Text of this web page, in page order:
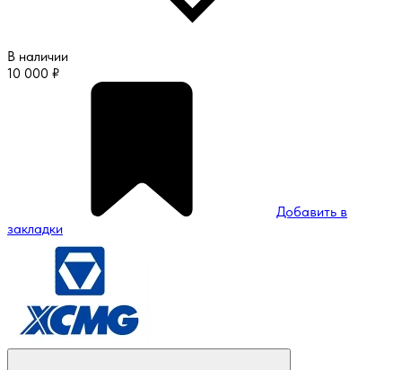
В наличии
10 000 ₽
Добавить в
закладки